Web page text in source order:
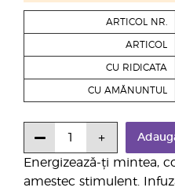
Energizează-ți mintea,
amestec stimulent.
ARTICOL NR.
ARTICOL
CU RIDICATA
CU AMĂNUNTUL